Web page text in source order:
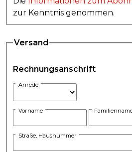
zur Kennt­nis ge­nom­men.
Versand
Rechnungsanschrift
Anrede
Vorname
Straße, Hausnummer